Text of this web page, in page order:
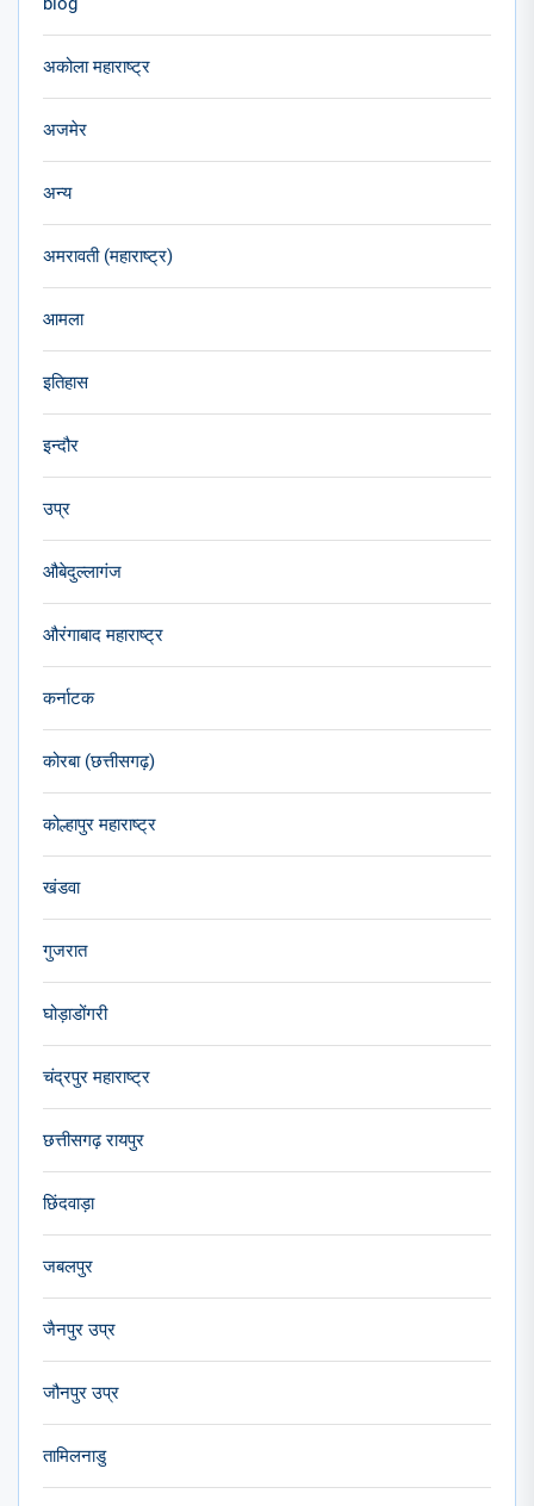
अकोला महाराष्ट्र
अजमेर
अन्य
अमरावती (महाराष्ट्र)
आमला
इतिहास
इन्दौर
उप्र
औबेदुल्लागंज
औरंगाबाद महाराष्ट्र
कर्नाटक
कोरबा (छत्तीसगढ़)
कोल्हापुर महाराष्ट्र
खंडवा
गुजरात
घोड़ाडोंगरी
चंद्रपुर महाराष्ट्र
छत्तीसगढ़ रायपुर
छिंदवाड़ा
जबलपुर
जैनपुर उप्र
जौनपुर उप्र
तामिलनाडु